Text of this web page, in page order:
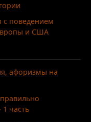
с поведением
и США
афоризмы на
1 часть